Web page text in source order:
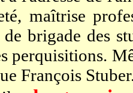
maîtrise
brigade des
perquisitions.
François